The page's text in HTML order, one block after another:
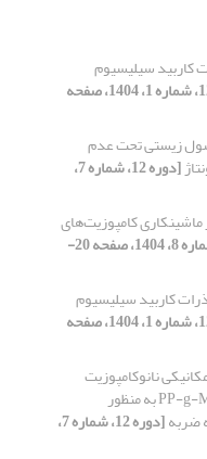
کاربید سیلیسیوم
[دوره 12، شماره 1، 1404، صفحه
زیستی تحت عدم
[دوره 12، شماره 7،
کامپوزیت‌های
[دوره 12، شماره 8، 1404، صفحه 20-
کاربید سیلیسیوم
[دوره 12، شماره 1، 1404، صفحه
نانوکامپوزیت
PP/NBR/SiC در حضور سازگارکننده PP-g-MA به منظور
ضربه [دوره 12، شماره 7،